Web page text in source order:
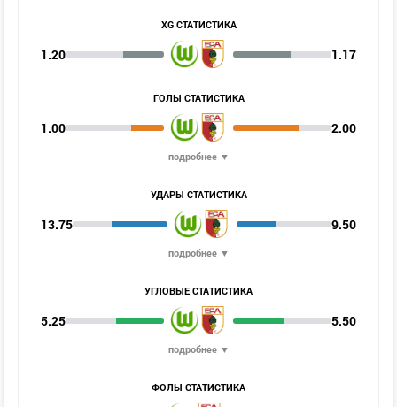
XG СТАТИСТИКА
1.20 1.17
ГОЛЫ СТАТИСТИКА
1.00 2.00
подробнее ▼
УДАРЫ СТАТИСТИКА
13.75 9.50
подробнее ▼
УГЛОВЫЕ СТАТИСТИКА
5.25 5.50
подробнее ▼
ФОЛЫ СТАТИСТИКА